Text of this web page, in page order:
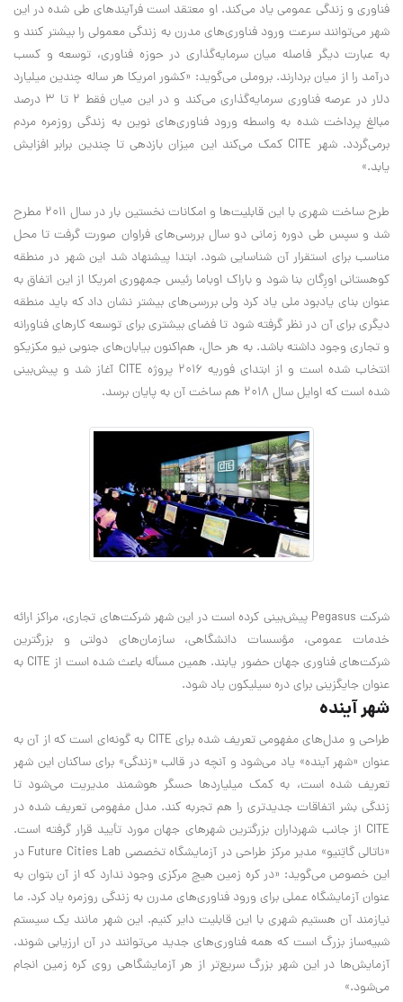
فناوری و زندگی عمومی یاد می‌کند. او معتقد است فرآیندهای طی شده در این
شهر می‌توانند سرعت ورود فناوری‌های مدرن به زندگی معمولی را بیشتر کنند و
به عبارت دیگر فاصله میان سرمایه‌گذاری در حوزه فناوری، توسعه و کسب
درآمد را از میان بردارند. بروملی می‌گوید: «کشور امریکا هر ساله چندین میلیارد
دلار در عرصه فناوری سرمایه‌گذاری می‌کند و در این میان فقط 2 تا 3 درصد
مبالغ پرداخت شده به واسطه ورود فناوری‌های نوین به زندگی روزمره مردم
برمی‌گردد. شهر CITE کمک می‌کند این میزان بازدهی تا چندین برابر افزایش
یابد.»
طرح ساخت شهری با این قابلیت‌ها و امکانات نخستین بار در سال 2011 مطرح
شد و سپس طی دوره زمانی دو سال بررسی‌های فراوان صورت گرفت تا محل
مناسب برای استقرار آن شناسایی شود. ابتدا پیشنهاد شد این شهر در منطقه
کوهستانی اورِگان بنا شود و باراک اوباما رئیس جمهوری امریکا از این اتفاق به
عنوان بنای یادبود ملی یاد کرد ولی بررسی‌های بیشتر نشان داد که باید منطقه
دیگری برای آن در نظر گرفته شود تا فضای بیشتری برای توسعه کارهای فناورانه
و تجاری وجود داشته باشد. به هر حال، هم‌اکنون بیابان‌های جنوبی نیو مکزیکو
انتخاب شده است و از ابتدای فوریه 2016 پروژه CITE آغاز شد و پیش‌بینی
شده است که اوایل سال 2018 هم ساخت آن به پایان برسد.
شرکت Pegasus پیش‌بینی کرده است در این شهر شرکت‌های تجاری، مراکز ارائه
خدمات عمومی، مؤسسات دانشگاهی، سازمان‌های دولتی و بزرگترین
شرکت‌های فناوری جهان حضور یابند. همین مسأله باعث شده است از CITE به
عنوان جایگزینی برای دره سیلیکون یاد شود.
شهر آینده
طراحی و مدل‌های مفهومی تعریف شده برای CITE به گونه‌ای است که از آن به
عنوان «شهر آینده» یاد می‌شود و آنچه در قالب «زندگی» برای ساکنان این شهر
تعریف شده است، به کمک میلیاردها حسگر هوشمند مدیریت می‌شود تا
زندگی بشر اتفاقات جدیدتری را هم تجربه کند. مدل مفهومی تعریف شده در
CITE از جانب شهرداران بزرگترین شهرهای جهان مورد تأیید قرار گرفته است.
«ناتالی گاتِنیو» مدیر مرکز طراحی در آزمایشگاه تخصصی Future Cities Lab در
این خصوص می‌گوید: «در کره زمین هیچ مرکزی وجود ندارد که از آن بتوان به
عنوان آزمایشگاه عملی برای ورود فناوری‌های مدرن به زندگی روزمره یاد کرد. ما
نیازمند آن هستیم شهری با این قابلیت دایر کنیم. این شهر مانند یک سیستم
شبیه‌ساز بزرگ است که همه فناوری‌های جدید می‌توانند در آن ارزیابی شوند.
آزمایش‌ها در این شهر بزرگ سریع‌تر از هر آزمایشگاهی روی کره زمین انجام
می‌شود.»